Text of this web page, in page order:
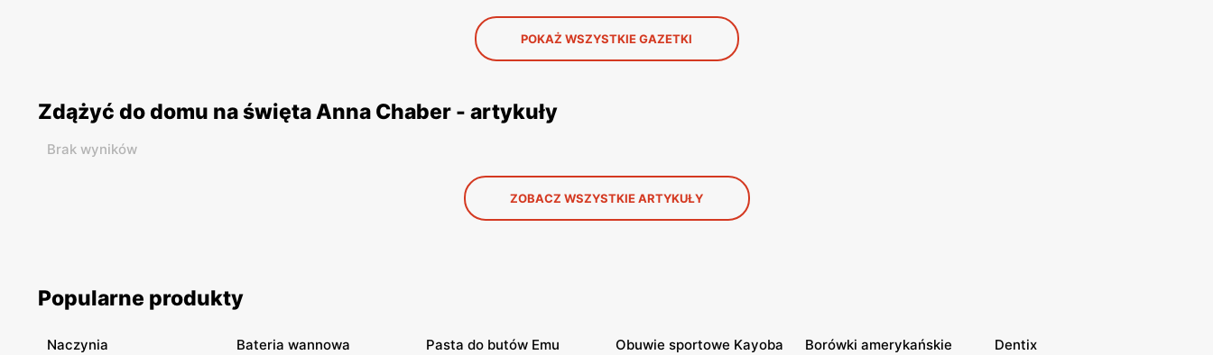
POKAŻ WSZYSTKIE GAZETKI
Zdążyć do domu na święta Anna Chaber - artykuły
Brak wyników
ZOBACZ WSZYSTKIE ARTYKUŁY
Popularne produkty
Naczynia Bateria wannowa Pasta do butów Emu Obuwie sportowe Kayoba Borówki amerykańskie Dentix